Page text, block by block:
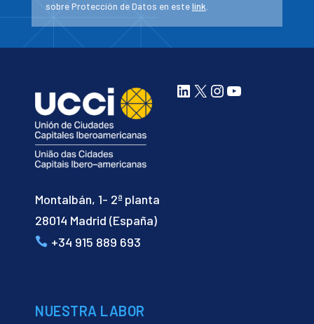
sobre Protección de Datos en estelink
Montalbán, 1- 2ª planta
28014 Madrid (España)
+34 915 889 693
LinkedIn
X Instagram
YouTube
NUESTRA LABOR